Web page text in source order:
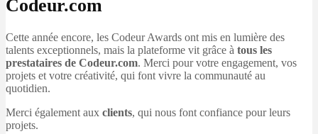
Codeur.com
Cette année encore, les Codeur Awards ont mis en lumière des
talents exceptionnels, mais la plateforme vit grâce à tous les
prestataires de Codeur.com. Merci pour votre engagement, vos
projets et votre créativité, qui font vivre la communauté au
quotidien.
Merci également aux clients, qui nous font confiance pour leurs
projets.